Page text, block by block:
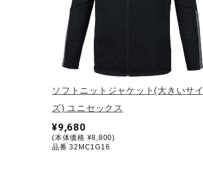
ソフトボール
柔道
ウィンタースポーツ
ウォーキングシューズ
ライフスタイルグッズ
インナー
ソフトニットジャケット(大きいサイ
ズ) ユニセックス
¥9,680
(本体価格 ¥8,800)
品番 32MC1G16